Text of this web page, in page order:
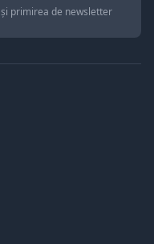
și primirea de newsletter